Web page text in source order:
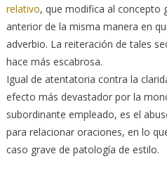
relativo, que modifica al concepto
anterior de la misma manera en
adverbio. La reiteración de tales
hace más escabrosa.
Igual de atentatoria contra la
efecto más devastador por la
subordinante empleado, es el
para relacionar oraciones, en lo
caso grave de patología de estilo.